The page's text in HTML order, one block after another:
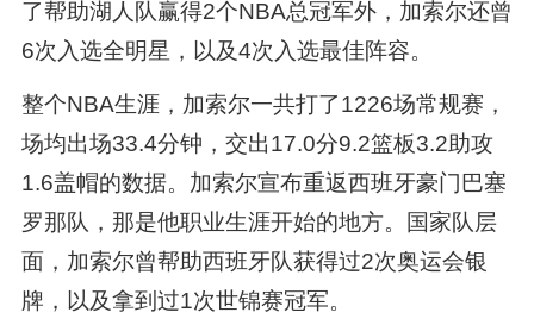
了帮助湖人队赢得2个NBA总冠军外，加索尔还曾
6次入选全明星，以及4次入选最佳阵容。
整个NBA生涯，加索尔一共打了1226场常规赛，
场均出场33.4分钟，交出17.0分9.2篮板3.2助攻
1.6盖帽的数据。加索尔宣布重返西班牙豪门巴塞
罗那队，那是他职业生涯开始的地方。国家队层
面，加索尔曾帮助西班牙队获得过2次奥运会银
牌，以及拿到过1次世锦赛冠军。